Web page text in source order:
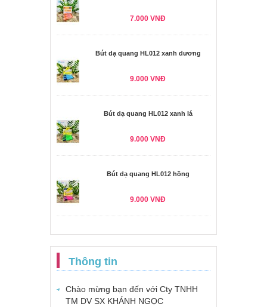
7.000 VNĐ
Bút dạ quang HL012 xanh dương
9.000 VNĐ
Bút dạ quang HL012 xanh lá
9.000 VNĐ
Bút dạ quang HL012 hồng
9.000 VNĐ
Thông tin
Chào mừng bạn đến với Cty TNHH
TM DV SX KHÁNH NGỌC